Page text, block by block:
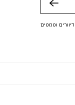
וסמסים